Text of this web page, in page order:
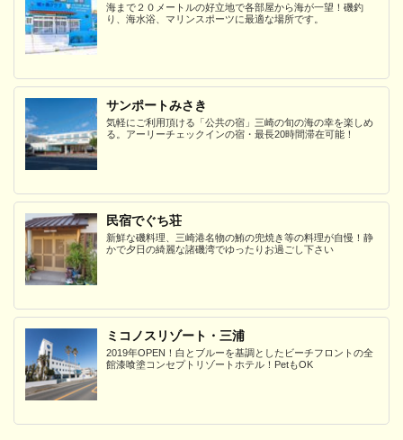
海まで２０メートルの好立地で各部屋から海が一望！磯釣
り、海水浴、マリンスポーツに最適な場所です。
サンポートみさき
気軽にご利用頂ける「公共の宿」三崎の旬の海の幸を楽しめ
る。アーリーチェックインの宿・最長20時間滞在可能！
民宿でぐち荘
新鮮な磯料理、三崎港名物の鮪の兜焼き等の料理が自慢！静
かで夕日の綺麗な諸磯湾でゆったりお過ごし下さい
ミコノスリゾート・三浦
2019年OPEN！白とブルーを基調としたビーチフロントの全
館漆喰塗コンセプトリゾートホテル！PetもOK